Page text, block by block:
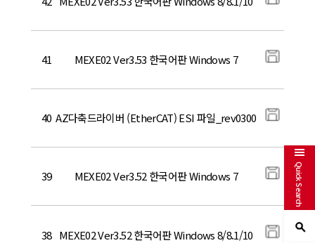
Quick Search
41 MEXE02 Ver3.53 한국어판 Windows 7
40 AZ다축드라이버 (EtherCAT) ESI 파일_rev0300
39 MEXE02 Ver3.52 한국어판 Windows 7
38 MEXE02 Ver3.52 한국어판 Windows 8/8.1/10